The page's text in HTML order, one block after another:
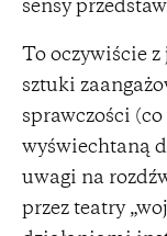
sensy
To oczywiście
sztuki
sprawczości
wyświechtaną
uwagi na
przez teatry